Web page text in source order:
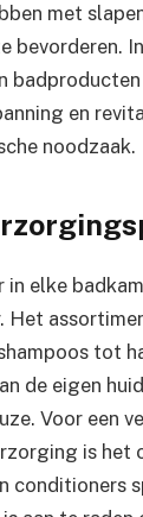
met
bevorderen.
en
noodzaak.
elke
Het
tot
de eigen
Voor een
is het
conditioners